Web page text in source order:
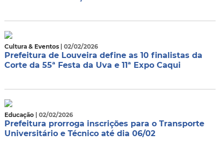
Cultura & Eventos | 02/02/2026
Prefeitura de Louveira define as 10 finalistas da
Corte da 55ª Festa da Uva e 11ª Expo Caqui
Educação | 02/02/2026
Prefeitura prorroga inscrições para o Transporte
Universitário e Técnico até dia 06/02